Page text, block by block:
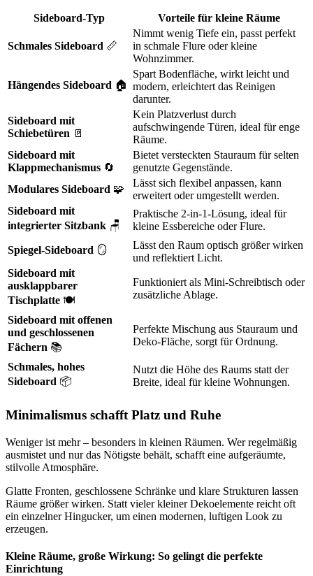
Sideboard-Typ Vorteile für kleine Räume
Schmales Sideboard 📏
Nimmt wenig Tiefe ein, passt perfekt
in schmale Flure oder kleine
Wohnzimmer.
Hängendes Sideboard 🏠
Spart Bodenfläche, wirkt leicht und
modern, erleichtert das Reinigen
darunter.
Sideboard mit
Schiebetüren 🚪
Kein Platzverlust durch
aufschwingende Türen, ideal für enge
Räume.
Sideboard mit
Klappmechanismus 🔄
Bietet versteckten Stauraum für selten
genutzte Gegenstände.
Modulares Sideboard 🧩
Lässt sich flexibel anpassen, kann
erweitert oder umgestellt werden.
Sideboard mit
integrierter Sitzbank 🪑
Praktische 2-in-1-Lösung, ideal für
kleine Essbereiche oder Flure.
Spiegel-Sideboard 🪞
Lässt den Raum optisch größer wirken
und reflektiert Licht.
Sideboard mit
ausklappbarer
Tischplatte 🍽️
Funktioniert als Mini-Schreibtisch oder
zusätzliche Ablage.
Sideboard mit offenen
und geschlossenen
Fächern 📚
Perfekte Mischung aus Stauraum und
Deko-Fläche, sorgt für Ordnung.
Schmales, hohes
Sideboard 📦
Nutzt die Höhe des Raums statt der
Breite, ideal für kleine Wohnungen.
Minimalismus schafft Platz und Ruhe
Weniger ist mehr – besonders in kleinen Räumen. Wer regelmäßig
ausmistet und nur das Nötigste behält, schafft eine aufgeräumte,
stilvolle Atmosphäre.
Glatte Fronten, geschlossene Schränke und klare Strukturen lassen
Räume größer wirken. Statt vieler kleiner Dekoelemente reicht oft
ein einzelner Hingucker, um einen modernen, luftigen Look zu
erzeugen.
Kleine Räume, große Wirkung: So gelingt die perfekte
Einrichtung